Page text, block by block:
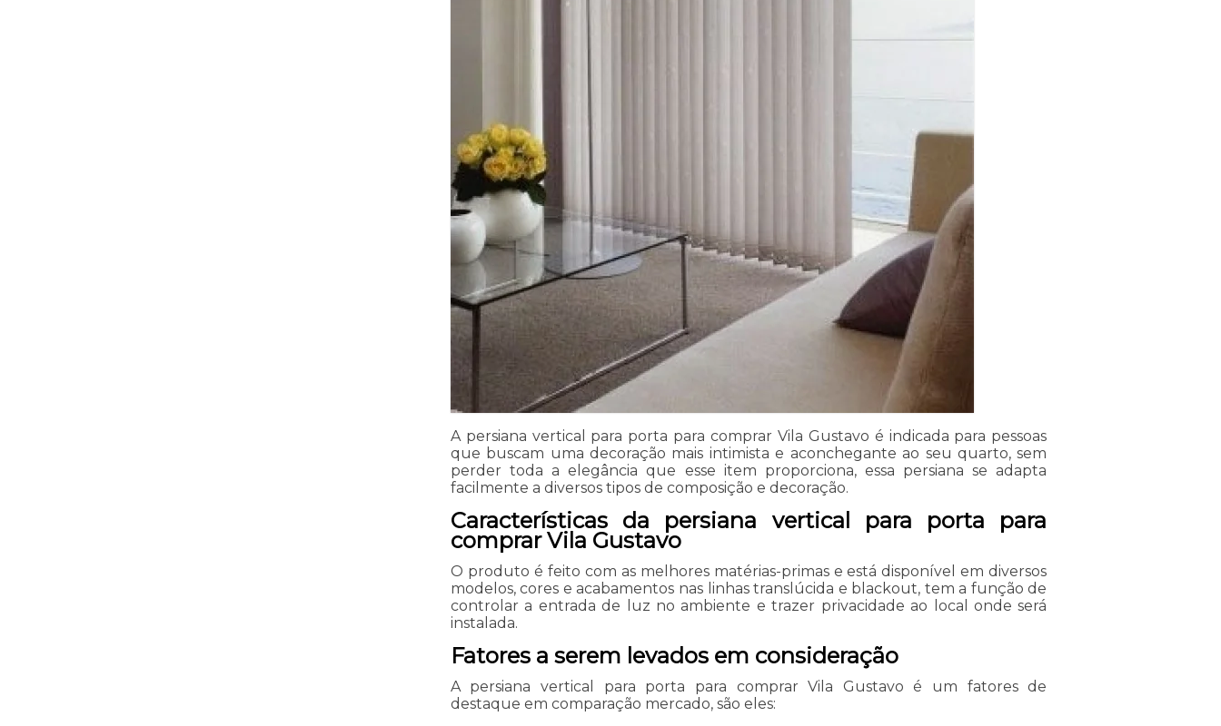
A persiana vertical para porta para comprar Vila Gustavo é indicada para pessoas
que buscam uma decoração mais intimista e aconchegante ao seu quarto, sem
perder toda a elegância que esse item proporciona, essa persiana se adapta
facilmente a diversos tipos de composição e decoração.
Características da persiana vertical para porta para
comprar Vila Gustavo
O produto é feito com as melhores matérias-primas e está disponível em diversos
modelos, cores e acabamentos nas linhas translúcida e blackout, tem a função de
controlar a entrada de luz no ambiente e trazer privacidade ao local onde será
instalada.
Fatores a serem levados em consideração
A persiana vertical para porta para comprar Vila Gustavo é um fatores de
destaque em comparação mercado, são eles: